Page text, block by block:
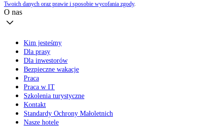
Twoich danych oraz prawie i sposobie wycofania zgody.
O nas
Kim jesteśmy
Dla prasy
Dla inwestorów
Bezpieczne wakacje
Praca
Praca w IT
Szkolenia turystyczne
Kontakt
Standardy Ochrony Małoletnich
Nasze hotele